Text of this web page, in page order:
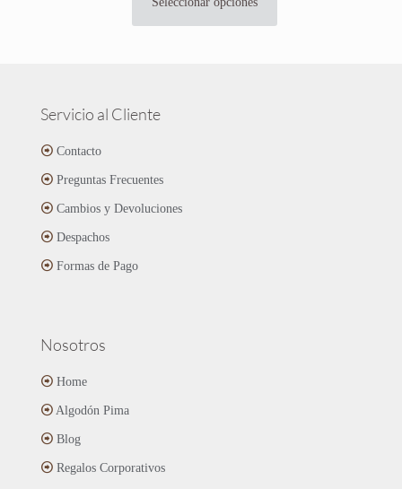
producto
opciones
elegir
producto
Servicio al Cliente
Contacto
Preguntas Frecuentes
Cambios y Devoluciones
Despachos
Formas de Pago
Nosotros
Home
Algodón Pima
Blog
Regalos Corporativos